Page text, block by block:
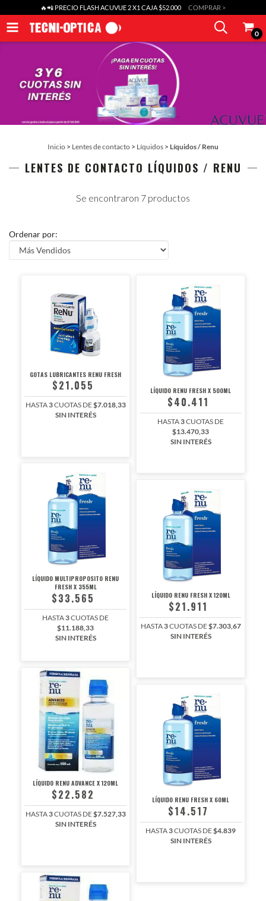
🔥📲 PRECIO FLASH ACUVUE 2 X1 CAJA $52.000 COMPRAR >
0
Inicio > Lentes de contacto > Líquidos > Líquidos / Renu
LENTES DE CONTACTO LÍQUIDOS / RENU
Se encontraron 7 productos
Ordenar por:
GOTAS LUBRICANTES RENU FRESH
$21.055
HASTA3CUOTAS DE$7.018,33
SIN INTERÉS
LÍQUIDO RENU FRESH X 500ML
$40.411
HASTA3CUOTAS DE
$13.470,33
SIN INTERÉS
LÍQUIDO MULTIPROPOSITO RENU
FRESH X 355ML
$33.565
HASTA3CUOTAS DE
$11.188,33
SIN INTERÉS
LÍQUIDO RENU FRESH X 120ML
$21.911
HASTA3CUOTAS DE$7.303,67
SIN INTERÉS
LÍQUIDO RENU ADVANCE X 120ML
$22.582
HASTA3CUOTAS DE$7.527,33
SIN INTERÉS
LÍQUIDO RENU FRESH X 60ML
$14.517
HASTA3CUOTAS DE$4.839
SIN INTERÉS